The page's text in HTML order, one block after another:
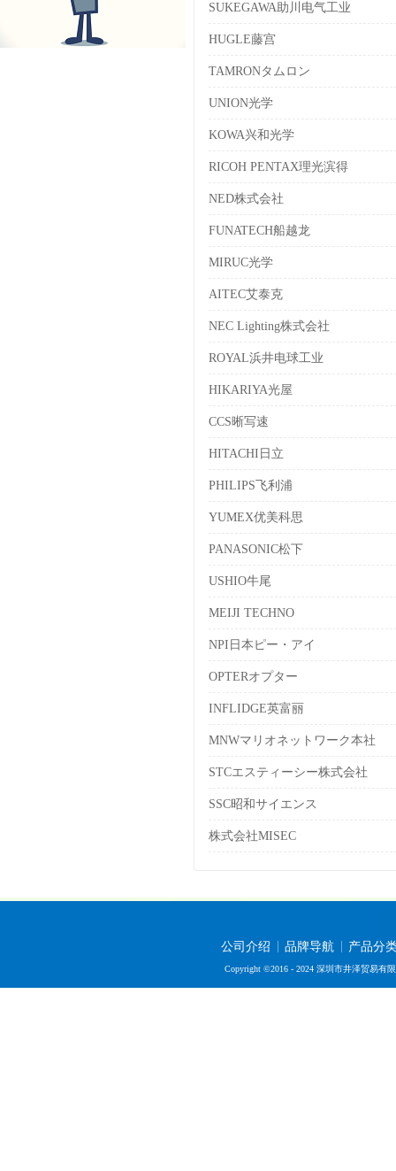
SUKEGAWA助川电气工业
HUGLE藤宫
TAMRONタムロン
UNION光学
KOWA兴和光学
RICOH PENTAX理光滨得
NED株式会社
FUNATECH船越龙
MIRUC光学
AITEC艾泰克
NEC Lighting株式会社
ROYAL浜井电球工业
HIKARIYA光屋
CCS晰写速
HITACHI日立
PHILIPS飞利浦
YUMEX优美科思
PANASONIC松下
USHIO牛尾
MEIJI TECHNO
NPI日本ピー・アイ
OPTERオプター
INFLIDGE英富丽
MNWマリオネットワーク本社
STCエスティーシー株式会社
SSC昭和サイエンス
株式会社MISEC
公司介绍 品牌导航 产品分
Copyright ©2016 - 2024 深圳市井泽贸易有